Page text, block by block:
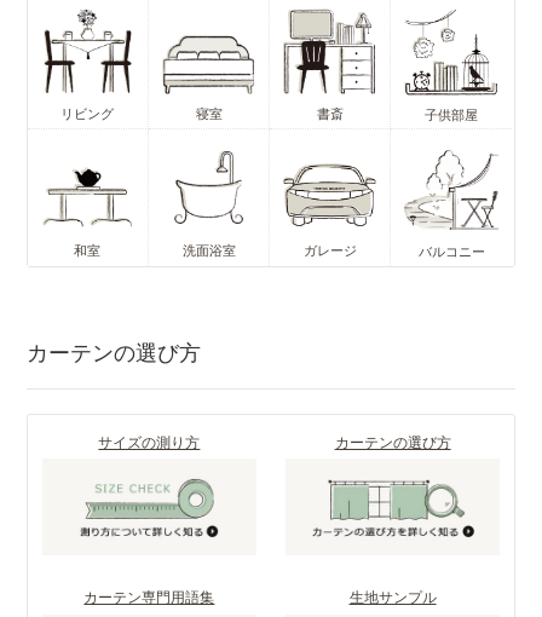
リビング 寝室 書斎 子供部屋
和室 洗面浴室 ガレージ バルコニー
カーテンの選び方
サイズの測り方 カーテンの選び方
カーテン専門用語集 生地サンプル